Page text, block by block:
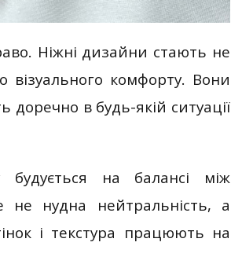
Ніжні дизайни стають не
візуального комфорту. Вони
доречно в будь-якій ситуації
на балансі між
не нудна нейтральність, а
і текстура працюють на